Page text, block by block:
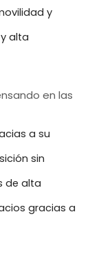
y
alta
en las
a su
sin
de alta
gracias a